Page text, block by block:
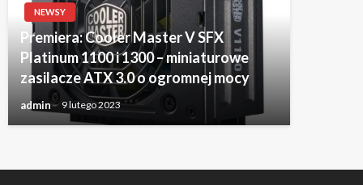
NEWSY
Premiera: Cooler Master V SFX
Platinum 1100 i 1300 – miniaturowe
zasilacze ATX 3.0 o ogromnej mocy
admin 9 lutego 2023